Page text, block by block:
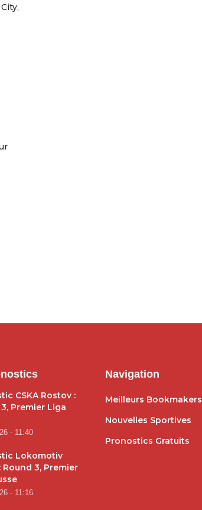
CSKA Rostov :
Premier Liga
- 11:40
Lokomotiv
Round 3, Premier
- 11:16
Navigation
Meilleurs Bookmakers
Nouvelles Sportives
Pronostics Gratuits